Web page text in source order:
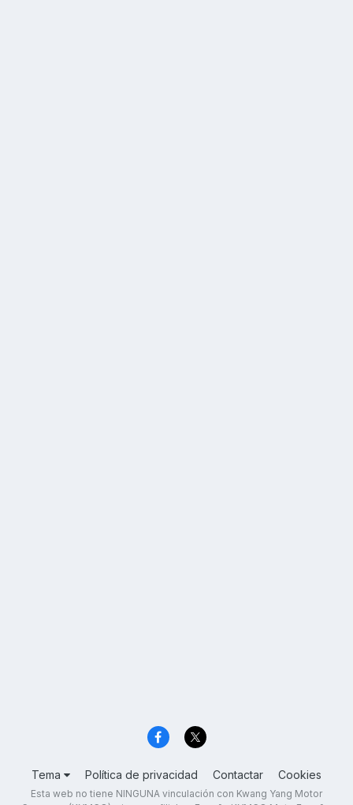
Tema Política de privacidad Contactar Cookies
Esta web no tiene NINGUNA vinculación con Kwang Yang Motor